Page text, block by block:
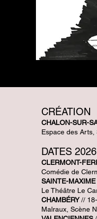
CRÉATION
CHALON-SUR-
Espace des
DATES 2026
CLERMONT-
Comédie de
SAINTE-MAXIME
Le Théâtre Le
CHAMBÉRY//
Malraux, Scène